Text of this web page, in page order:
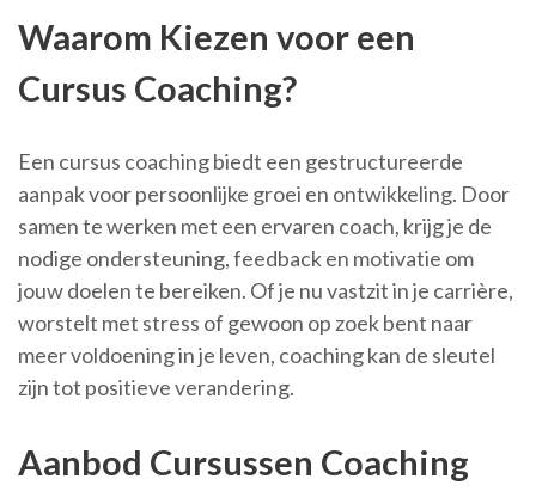
Waarom Kiezen voor een
Cursus Coaching?
Een cursus coaching biedt een gestructureerde
aanpak voor persoonlijke groei en ontwikkeling. Door
samen te werken met een ervaren coach, krijg je de
nodige ondersteuning, feedback en motivatie om
jouw doelen te bereiken. Of je nu vastzit in je carrière,
worstelt met stress of gewoon op zoek bent naar
meer voldoening in je leven, coaching kan de sleutel
zijn tot positieve verandering.
Aanbod Cursussen Coaching